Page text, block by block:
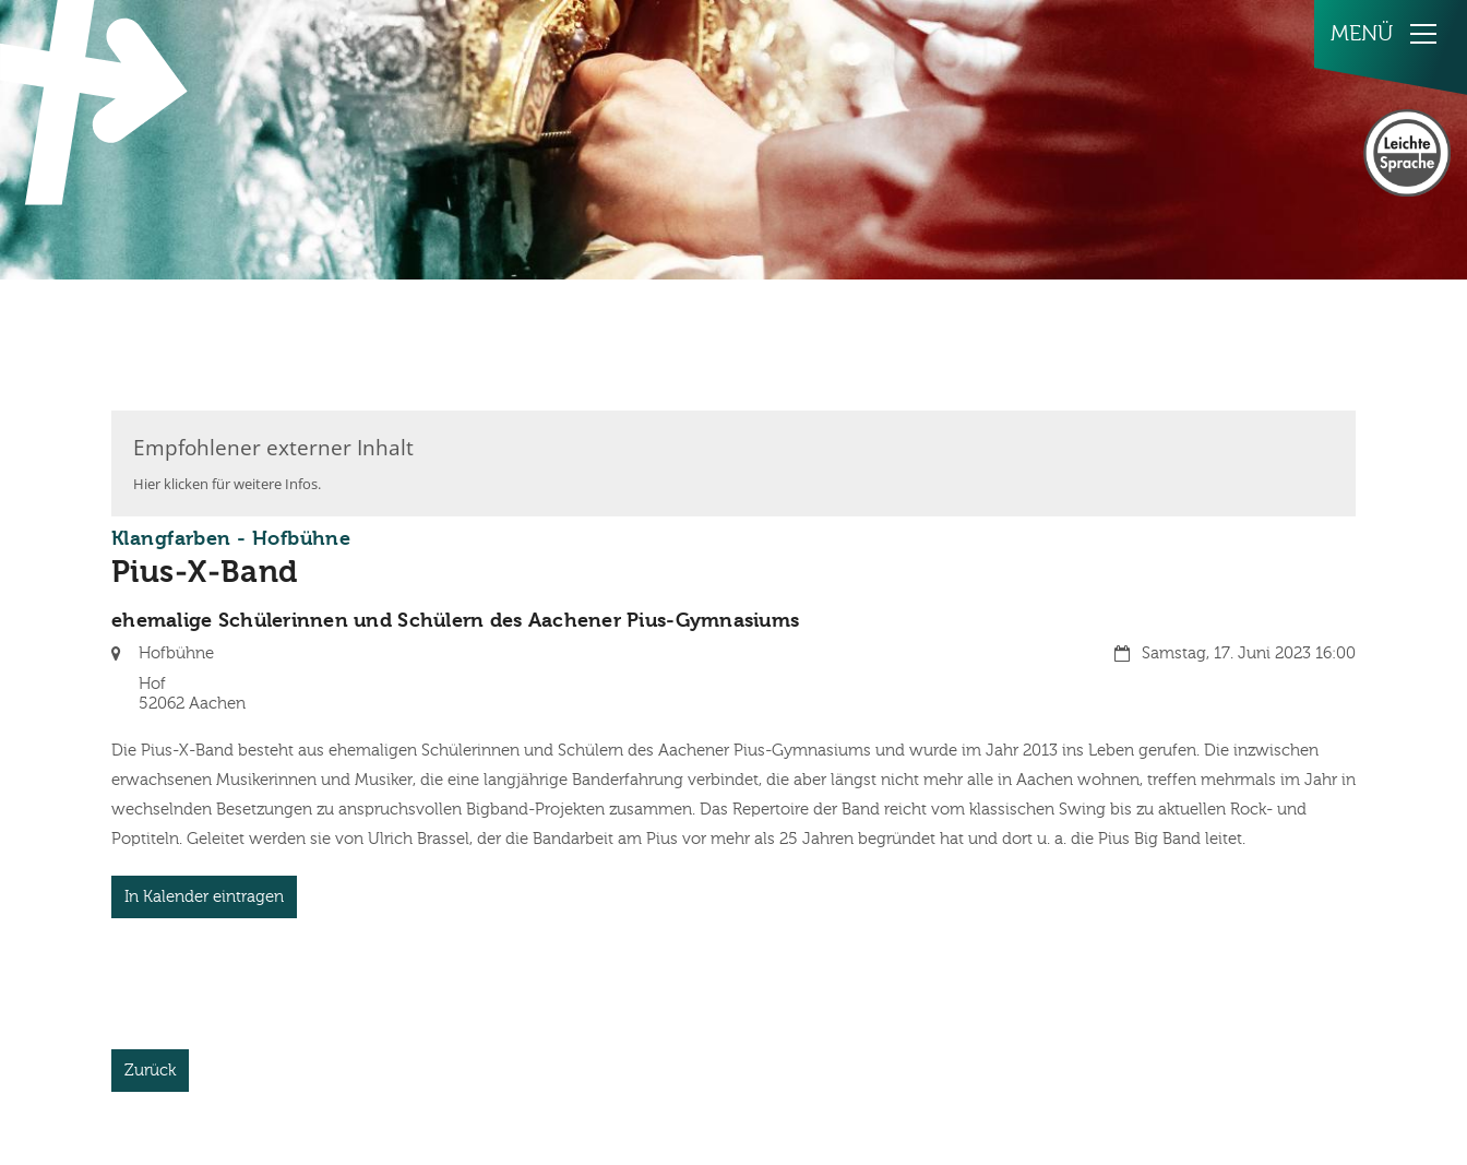
Zum Inhalt springen
Empfohlener externer Inhalt
Hier klicken für weitere Infos.
Klangfarben - Hofbühne:
Pius-X-Band
ehemalige Schülerinnen und Schülern des Aachener Pius-Gymnasiums
Datum:Samstag, 17. Juni 2023 16:00
Ort:
Hofbühne
Hof
52062 Aachen
Die Pius-X-Band besteht aus ehemaligen Schülerinnen und Schülern des Aachener Pius-Gymnasiums und wurde im Jahr 2013 ins Leben gerufen. Die inzwischen
erwachsenen Musikerinnen und Musiker, die eine langjährige Banderfahrung verbindet, die aber längst nicht mehr alle in Aachen wohnen, treffen mehrmals im Jahr in
wechselnden Besetzungen zu anspruchsvollen Bigband-Projekten zusammen. Das Repertoire der Band reicht vom klassischen Swing bis zu aktuellen Rock- und
Poptiteln. Geleitet werden sie von Ulrich Brassel, der die Bandarbeit am Pius vor mehr als 25 Jahren begründet hat und dort u. a. die Pius Big Band leitet.
In Kalender eintragen
Zurück